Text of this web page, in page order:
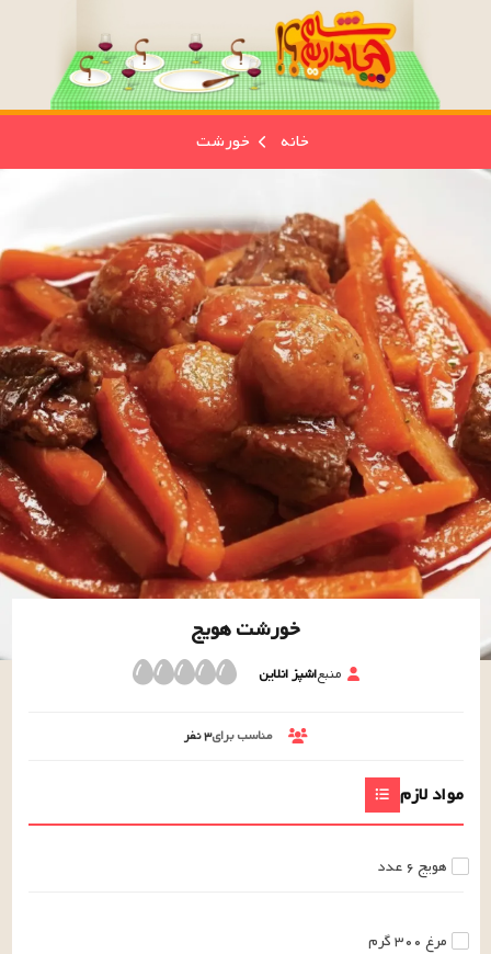
خانه خورشت
خورشت هویج
منبعاشپز انلاین
مناسب برای۳نفر
مواد لازم
هویج ۶ عدد
مرغ ۳۰۰گرم